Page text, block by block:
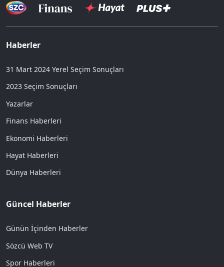
Haberler
31 Mart 2024 Yerel Seçim Sonuçları
2023 Seçim Sonuçları
Yazarlar
Finans Haberleri
Ekonomi Haberleri
Hayat Haberleri
Dünya Haberleri
Güncel Haberler
Günün İçinden Haberler
Sözcü Web TV
Spor Haberleri